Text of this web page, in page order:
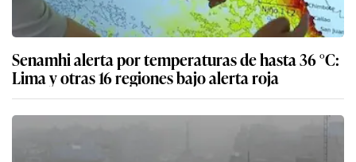
Senamhi alerta por temperaturas de hasta 36 °C:
Lima y otras 16 regiones bajo alerta roja